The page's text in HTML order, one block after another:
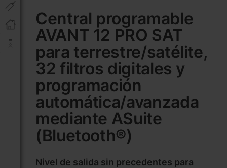
Central programable
AVANT 12 PRO SAT
para terrestre/satélite,
32 filtros digitales y
programación
automática/avanzada
mediante ASuite
(Bluetooth®)
Nivel de salida sin precedentes para
comienzo
de
la
galería
de
imágenes